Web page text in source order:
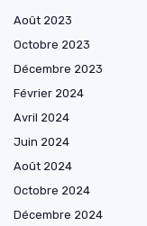
Août 2023
Octobre 2023
Décembre 2023
Février 2024
Avril 2024
Juin 2024
Août 2024
Octobre 2024
Décembre 2024